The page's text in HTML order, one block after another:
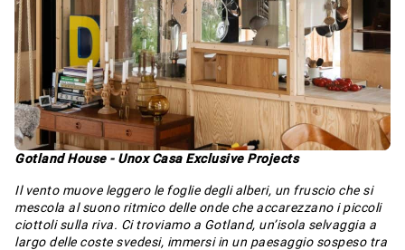
Gotland House - Unox Casa Exclusive Projects
Il vento muove leggero le foglie degli alberi, un fruscio che si
mescola al suono ritmico delle onde che accarezzano i piccoli
ciottoli sulla riva. Ci troviamo a Gotland, un’isola selvaggia a
largo delle coste svedesi, immersi in un paesaggio sospeso tra